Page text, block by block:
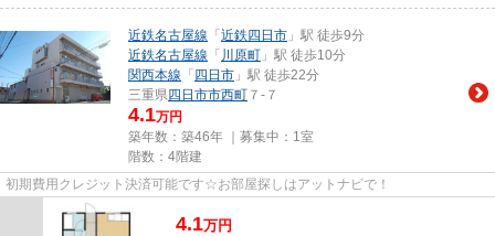
近鉄名古屋線 「 近鉄四日市 」駅 徒歩9分
近鉄名古屋線 「 川原町 」駅 徒歩10分
関西本線 「 四日市 」駅 徒歩22分
三重県四日市市西町 ７-７
4.1万円
築年数：築46年 ｜募集中： 1室
階数：4階建
初期費用クレジット決済可能です☆お部屋探しはアットナビで！
4.1万円